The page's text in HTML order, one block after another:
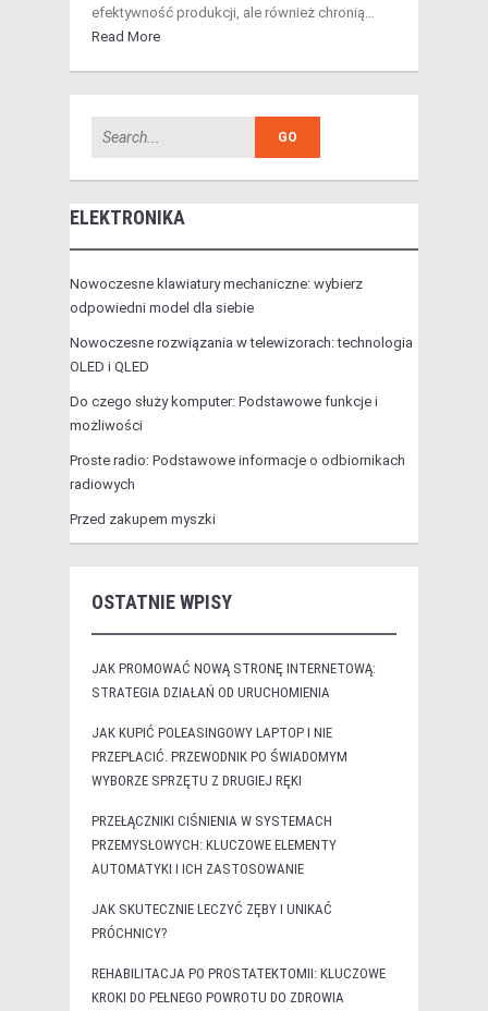
efektywność produkcji, ale również chronią…
Read More
ELEKTRONIKA
Nowoczesne klawiatury mechaniczne: wybierz
odpowiedni model dla siebie
Nowoczesne rozwiązania w telewizorach: technologia
OLED i QLED
Do czego służy komputer: Podstawowe funkcje i
możliwości
Proste radio: Podstawowe informacje o odbiornikach
radiowych
Przed zakupem myszki
OSTATNIE WPISY
JAK PROMOWAĆ NOWĄ STRONĘ INTERNETOWĄ:
STRATEGIA DZIAŁAŃ OD URUCHOMIENIA
JAK KUPIĆ POLEASINGOWY LAPTOP I NIE
PRZEPŁACIĆ. PRZEWODNIK PO ŚWIADOMYM
WYBORZE SPRZĘTU Z DRUGIEJ RĘKI
PRZEŁĄCZNIKI CIŚNIENIA W SYSTEMACH
PRZEMYSŁOWYCH: KLUCZOWE ELEMENTY
AUTOMATYKI I ICH ZASTOSOWANIE
JAK SKUTECZNIE LECZYĆ ZĘBY I UNIKAĆ
PRÓCHNICY?
REHABILITACJA PO PROSTATEKTOMII: KLUCZOWE
KROKI DO PEŁNEGO POWROTU DO ZDROWIA